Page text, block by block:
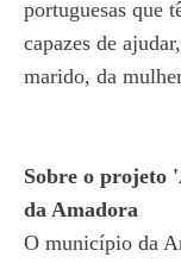
portuguesas que
capazes de
marido, da
Sobre o projeto
da Amadora
O município da